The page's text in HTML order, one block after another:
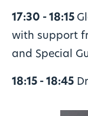
17:30 - 18:15
with support
and Special
18:15 - 18:45